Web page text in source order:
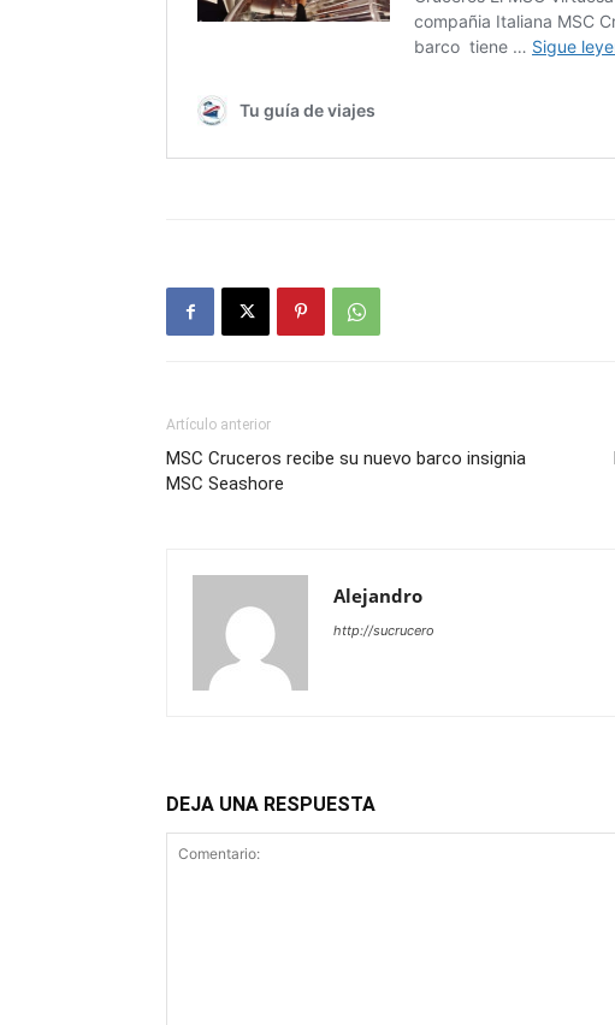
Artículo anterior
MSC Cruceros recibe su nuevo barco insignia
MSC Seashore
Alejandro
http://sucrucero
DEJA UNA RESPUESTA